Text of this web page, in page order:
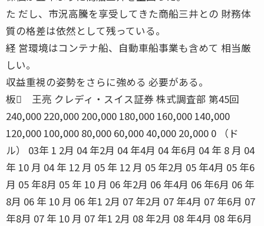
た だし、市況高騰を享受してきた商船三井との 財務体
質の格差は依然として残っている。
経 営環境はコンテナ船、自動車船事業も含めて 相当厳
しい。
収益重視の姿勢をさらに強める 必要がある。
板 王亮 クレディ・スイス証券 株式調査部 第45回
240,000 220,000 200,000 180,000 160,000 140,000
120,000 100,000 80,000 60,000 40,000 20,000 0 （ド
ル） 03年 1 2月 04 年2月 04 年4月 04 年6月 04 年 8 月 04
年 10 月 04 年 12 月 05 年 12 月 05 年2月 05 年4月 05 年6
月 05 年8月 05 年 10 月 06 年2月 06 年4月 06 年6月 06 年
8月 06 年 10 月 06 年1 2月 07 年2月 07 年4月 07 年6月 07
年8月 07 年 10 月 07 年1 2月 08 年2月 08 年4月 08 年6月